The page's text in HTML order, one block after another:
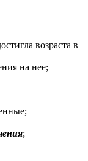
возраста в
на нее;
;